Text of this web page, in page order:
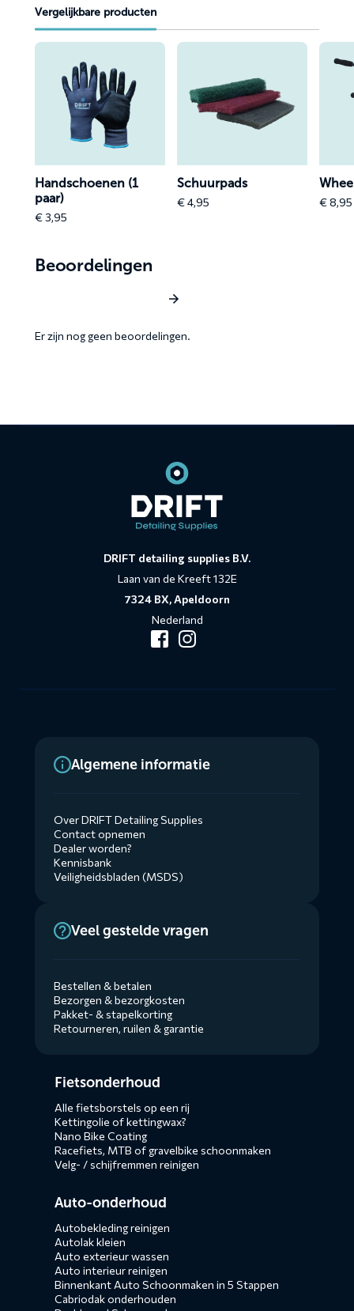
Vergelijkbare producten
Lees
Handschoenen
Handschoenen (1
paar)
€3,95
Lees
over
Schuurpads
Schuurpads
€4,95
Lees
meer
€8,95
Beoordelingen
Er zijn nog geen beoordelingen.
DRIFT detailing supplies B.V.
Laan van de Kreeft 132E
7324 BX, Apeldoorn
Nederland
Algemene informatie
Over DRIFT Detailing Supplies
Contact opnemen
Dealer worden?
Kennisbank
Veiligheidsbladen (MSDS)
Veel gestelde vragen
Bestellen & betalen
Bezorgen & bezorgkosten
Pakket- & stapelkorting
Retourneren, ruilen & garantie
menusFietsonderhoud
Alle fietsborstels op een rij
Kettingolie of kettingwax?
Nano Bike Coating
Racefiets, MTB of gravelbike schoonmaken
Velg- / schijfremmen reinigen
Auto-onderhoud
Autobekleding reinigen
Autolak kleien
Auto exterieur wassen
Auto interieur reinigen
Binnenkant Auto Schoonmaken in 5 Stappen
Cabriodak onderhouden